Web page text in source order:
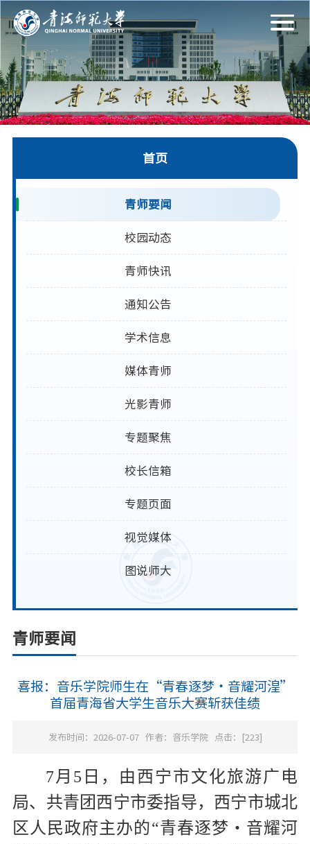
首页
青师要闻
校园动态
青师快讯
通知公告
学术信息
媒体青师
光影青师
专题聚焦
校长信箱
专题页面
视觉媒体
图说师大
青师要闻
喜报：音乐学院师生在“青春逐梦・音耀河湟”
首届青海省大学生音乐大赛斩获佳绩
发布时间：2026-07-07 作者：音乐学院 点击：[223]
7月5日，由西宁市文化旅游广电
局、共青团西宁市委指导，西宁市城北
区人民政府主办的“青春逐梦・音耀河